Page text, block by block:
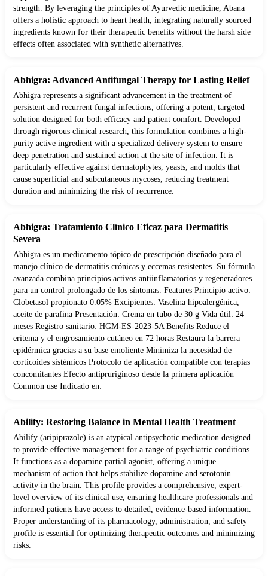
strength. By leveraging the principles of Ayurvedic medicine, Abana
offers a holistic approach to heart health, integrating naturally sourced
ingredients known for their therapeutic benefits without the harsh side
effects often associated with synthetic alternatives.
Abhigra: Advanced Antifungal Therapy for Lasting Relief
Abhigra represents a significant advancement in the treatment of
persistent and recurrent fungal infections, offering a potent, targeted
solution designed for both efficacy and patient comfort. Developed
through rigorous clinical research, this formulation combines a high-
purity active ingredient with a specialized delivery system to ensure
deep penetration and sustained action at the site of infection. It is
particularly effective against dermatophytes, yeasts, and molds that
cause superficial and subcutaneous mycoses, reducing treatment
duration and minimizing the risk of recurrence.
Abhigra: Tratamiento Clínico Eficaz para Dermatitis
Severa
Abhigra es un medicamento tópico de prescripción diseñado para el
manejo clínico de dermatitis crónicas y eccemas resistentes. Su fórmula
avanzada combina principios activos antiinflamatorios y regeneradores
para un control prolongado de los síntomas. Features Principio activo:
Clobetasol propionato 0.05% Excipientes: Vaselina hipoalergénica,
aceite de parafina Presentación: Crema en tubo de 30 g Vida útil: 24
meses Registro sanitario: HGM-ES-2023-5A Benefits Reduce el
eritema y el engrosamiento cutáneo en 72 horas Restaura la barrera
epidérmica gracias a su base emoliente Minimiza la necesidad de
corticoides sistémicos Protocolo de aplicación compatible con terapias
concomitantes Efecto antipruriginoso desde la primera aplicación
Common use Indicado en:
Abilify: Restoring Balance in Mental Health Treatment
Abilify (aripiprazole) is an atypical antipsychotic medication designed
to provide effective management for a range of psychiatric conditions.
It functions as a dopamine partial agonist, offering a unique
mechanism of action that helps stabilize dopamine and serotonin
activity in the brain. This profile provides a comprehensive, expert-
level overview of its clinical use, ensuring healthcare professionals and
informed patients have access to detailed, evidence-based information.
Proper understanding of its pharmacology, administration, and safety
profile is essential for optimizing therapeutic outcomes and minimizing
risks.